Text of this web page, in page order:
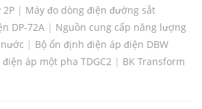
| Máy đo dòng điện đường sắt
DP-72A | Nguồn cung cấp năng lượng
| Bộ ổn định điện áp điện DBW
áp một pha TDGC2 | BK Transform